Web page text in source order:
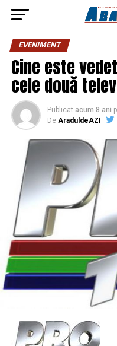
EVENIMENT
Cine este
cele două
Publicat acum 8 ani
De AraduldeAZI